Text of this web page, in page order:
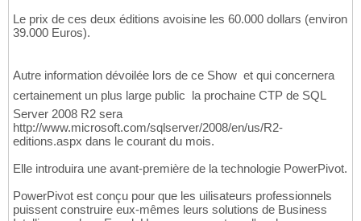
Le prix de ces deux éditions avoisine les 60.000 dollars (environ
39.000 Euros).
Autre information dévoilée lors de ce Show  et qui concernera
certainement un plus large public  la prochaine CTP de SQL
Server 2008 R2 sera
http://www.microsoft.com/sqlserver/2008/en/us/R2-
editions.aspx dans le courant du mois.
Elle introduira une avant-première de la technologie PowerPivot.
PowerPivot est conçu pour que les uilisateurs professionnels
puissent construire eux-mêmes leurs solutions de Business